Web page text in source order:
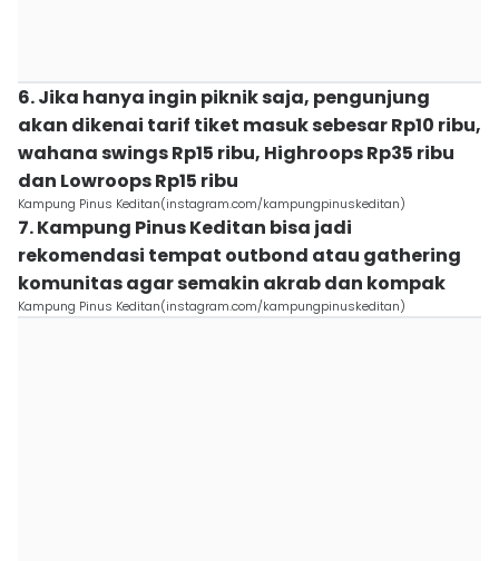
6. Jika hanya ingin piknik saja, pengunjung
akan dikenai tarif tiket masuk sebesar Rp10 ribu,
wahana swings Rp15 ribu, Highroops Rp35 ribu
dan Lowroops Rp15 ribu
Kampung Pinus Keditan(instagram.com/kampungpinuskeditan)
7. Kampung Pinus Keditan bisa jadi
rekomendasi tempat outbond atau gathering
komunitas agar semakin akrab dan kompak
Kampung Pinus Keditan(instagram.com/kampungpinuskeditan)